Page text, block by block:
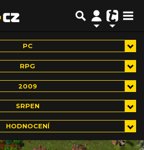
PC
RPG
2009
SRPEN
HODNOCENÍ